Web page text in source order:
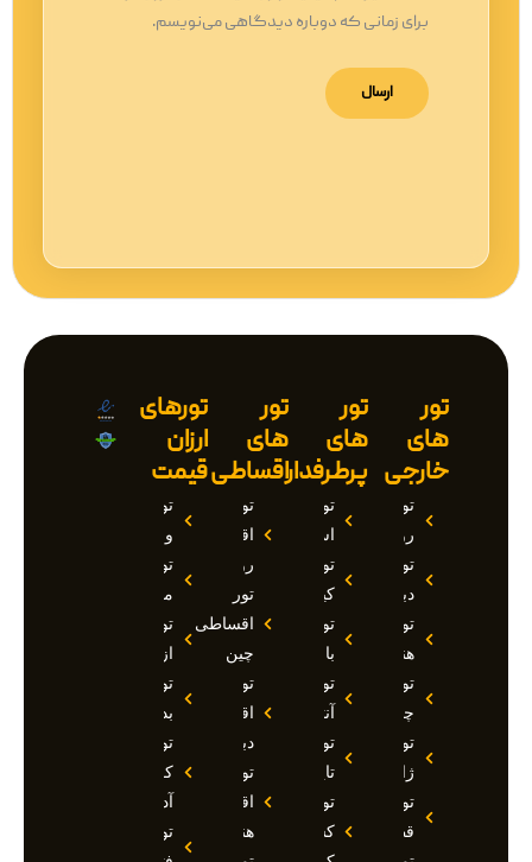
برای زمانی که دوباره دیدگاهی می‌نویسم.
تور
های
خارجی
تور
روسیه
تور
دبی
تور
هند
تور
چین
تور
ژاپن
تور
قطر
تور
های
پرطرفدار
تور
استانبول
تور
کیش
تور
بالی
تور
آنتالیا
تور
تایلند
تور
کشتی
تور
های
اقساطی
تور
اقساطی
روسیه
تور
اقساطی
چین
تور
اقساطی
دبی
تور
اقساطی
هند
تورهای
ارزان
قیمت
تور
وان
تور
مارماریس
تور
ازمیر
تور
بدروم
تور
کوش
آداسی
تور